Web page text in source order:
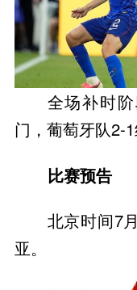
全场补时
门，葡萄牙队2-
比赛预告
北京时间7
亚。